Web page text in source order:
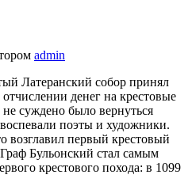
admin
Латеранский собор принял
денег на крестовые
суждено было вернуться
поэты и художники.
возглавил первый крестовый
Бульонский стал самым
крестового похода: в 1099